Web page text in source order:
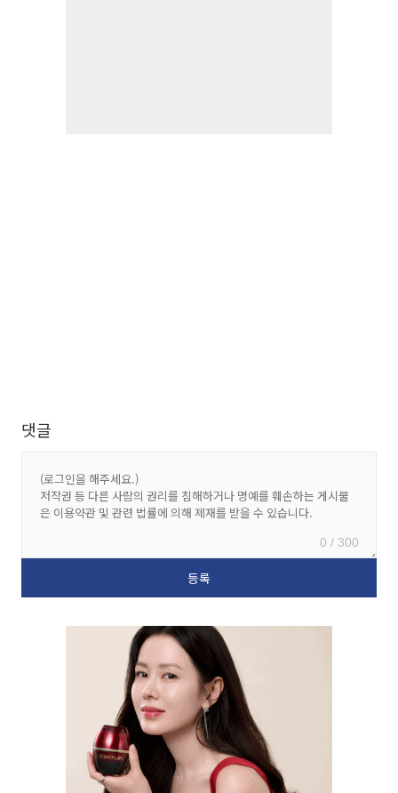
댓글
0 / 300